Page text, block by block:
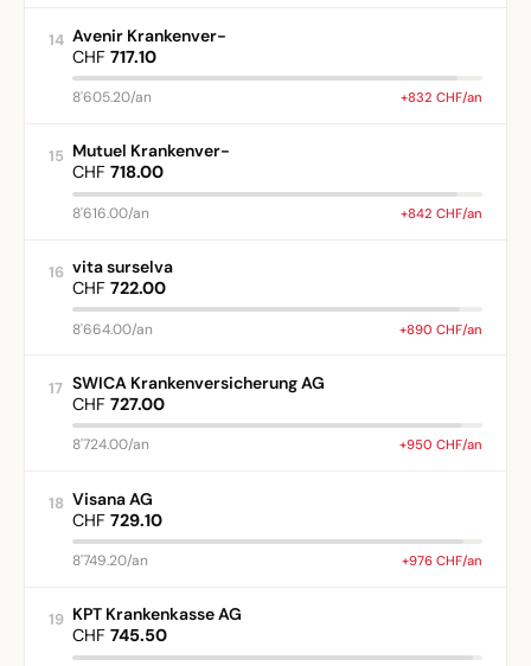
14 Avenir Krankenver-
CHF 717.10
8'605.20/an +832 CHF/an
15 Mutuel Krankenver-
CHF 718.00
8'616.00/an +842 CHF/an
16 vita surselva
CHF 722.00
8'664.00/an +890 CHF/an
17 SWICA Krankenversicherung AG
CHF 727.00
8'724.00/an +950 CHF/an
18 Visana AG
CHF 729.10
8'749.20/an +976 CHF/an
19 KPT Krankenkasse AG
CHF 745.50